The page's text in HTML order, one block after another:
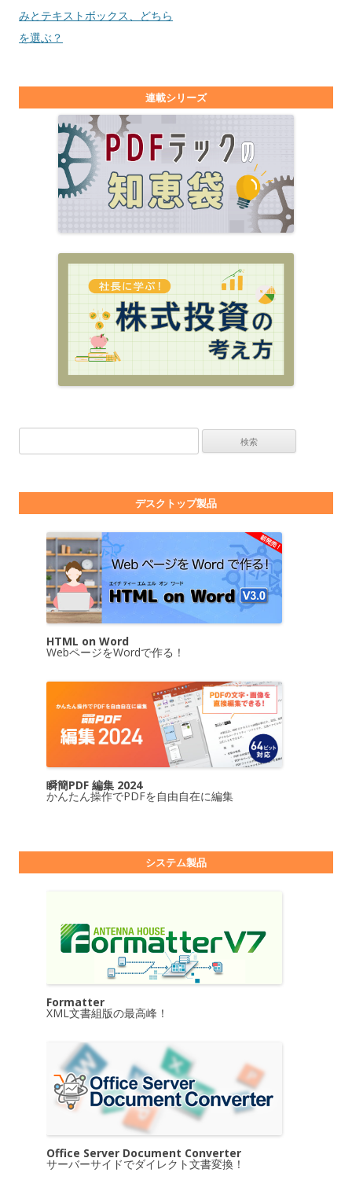
みとテキストボックス、どちら
を選ぶ？
連載シリーズ
デスクトップ製品
HTML on Word
WebページをWordで作る！
瞬簡PDF 編集 2024
かんたん操作でPDFを自由自在に編集
システム製品
Formatter
XML文書組版の最高峰！
Office Server Document Converter
サーバーサイドでダイレクト文書変換！